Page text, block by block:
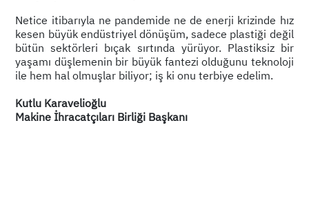
Netice itibarıyla ne pandemide ne de enerji krizinde hız
kesen büyük endüstriyel dönüşüm, sadece plastiği değil
bütün sektörleri bıçak sırtında yürüyor. Plastiksiz bir
yaşamı düşlemenin bir büyük fantezi olduğunu teknoloji
ile hem hal olmuşlar biliyor; iş ki onu terbiye edelim.
Kutlu Karavelioğlu
Makine İhracatçıları Birliği Başkanı